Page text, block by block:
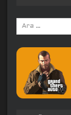
Arama
yap: